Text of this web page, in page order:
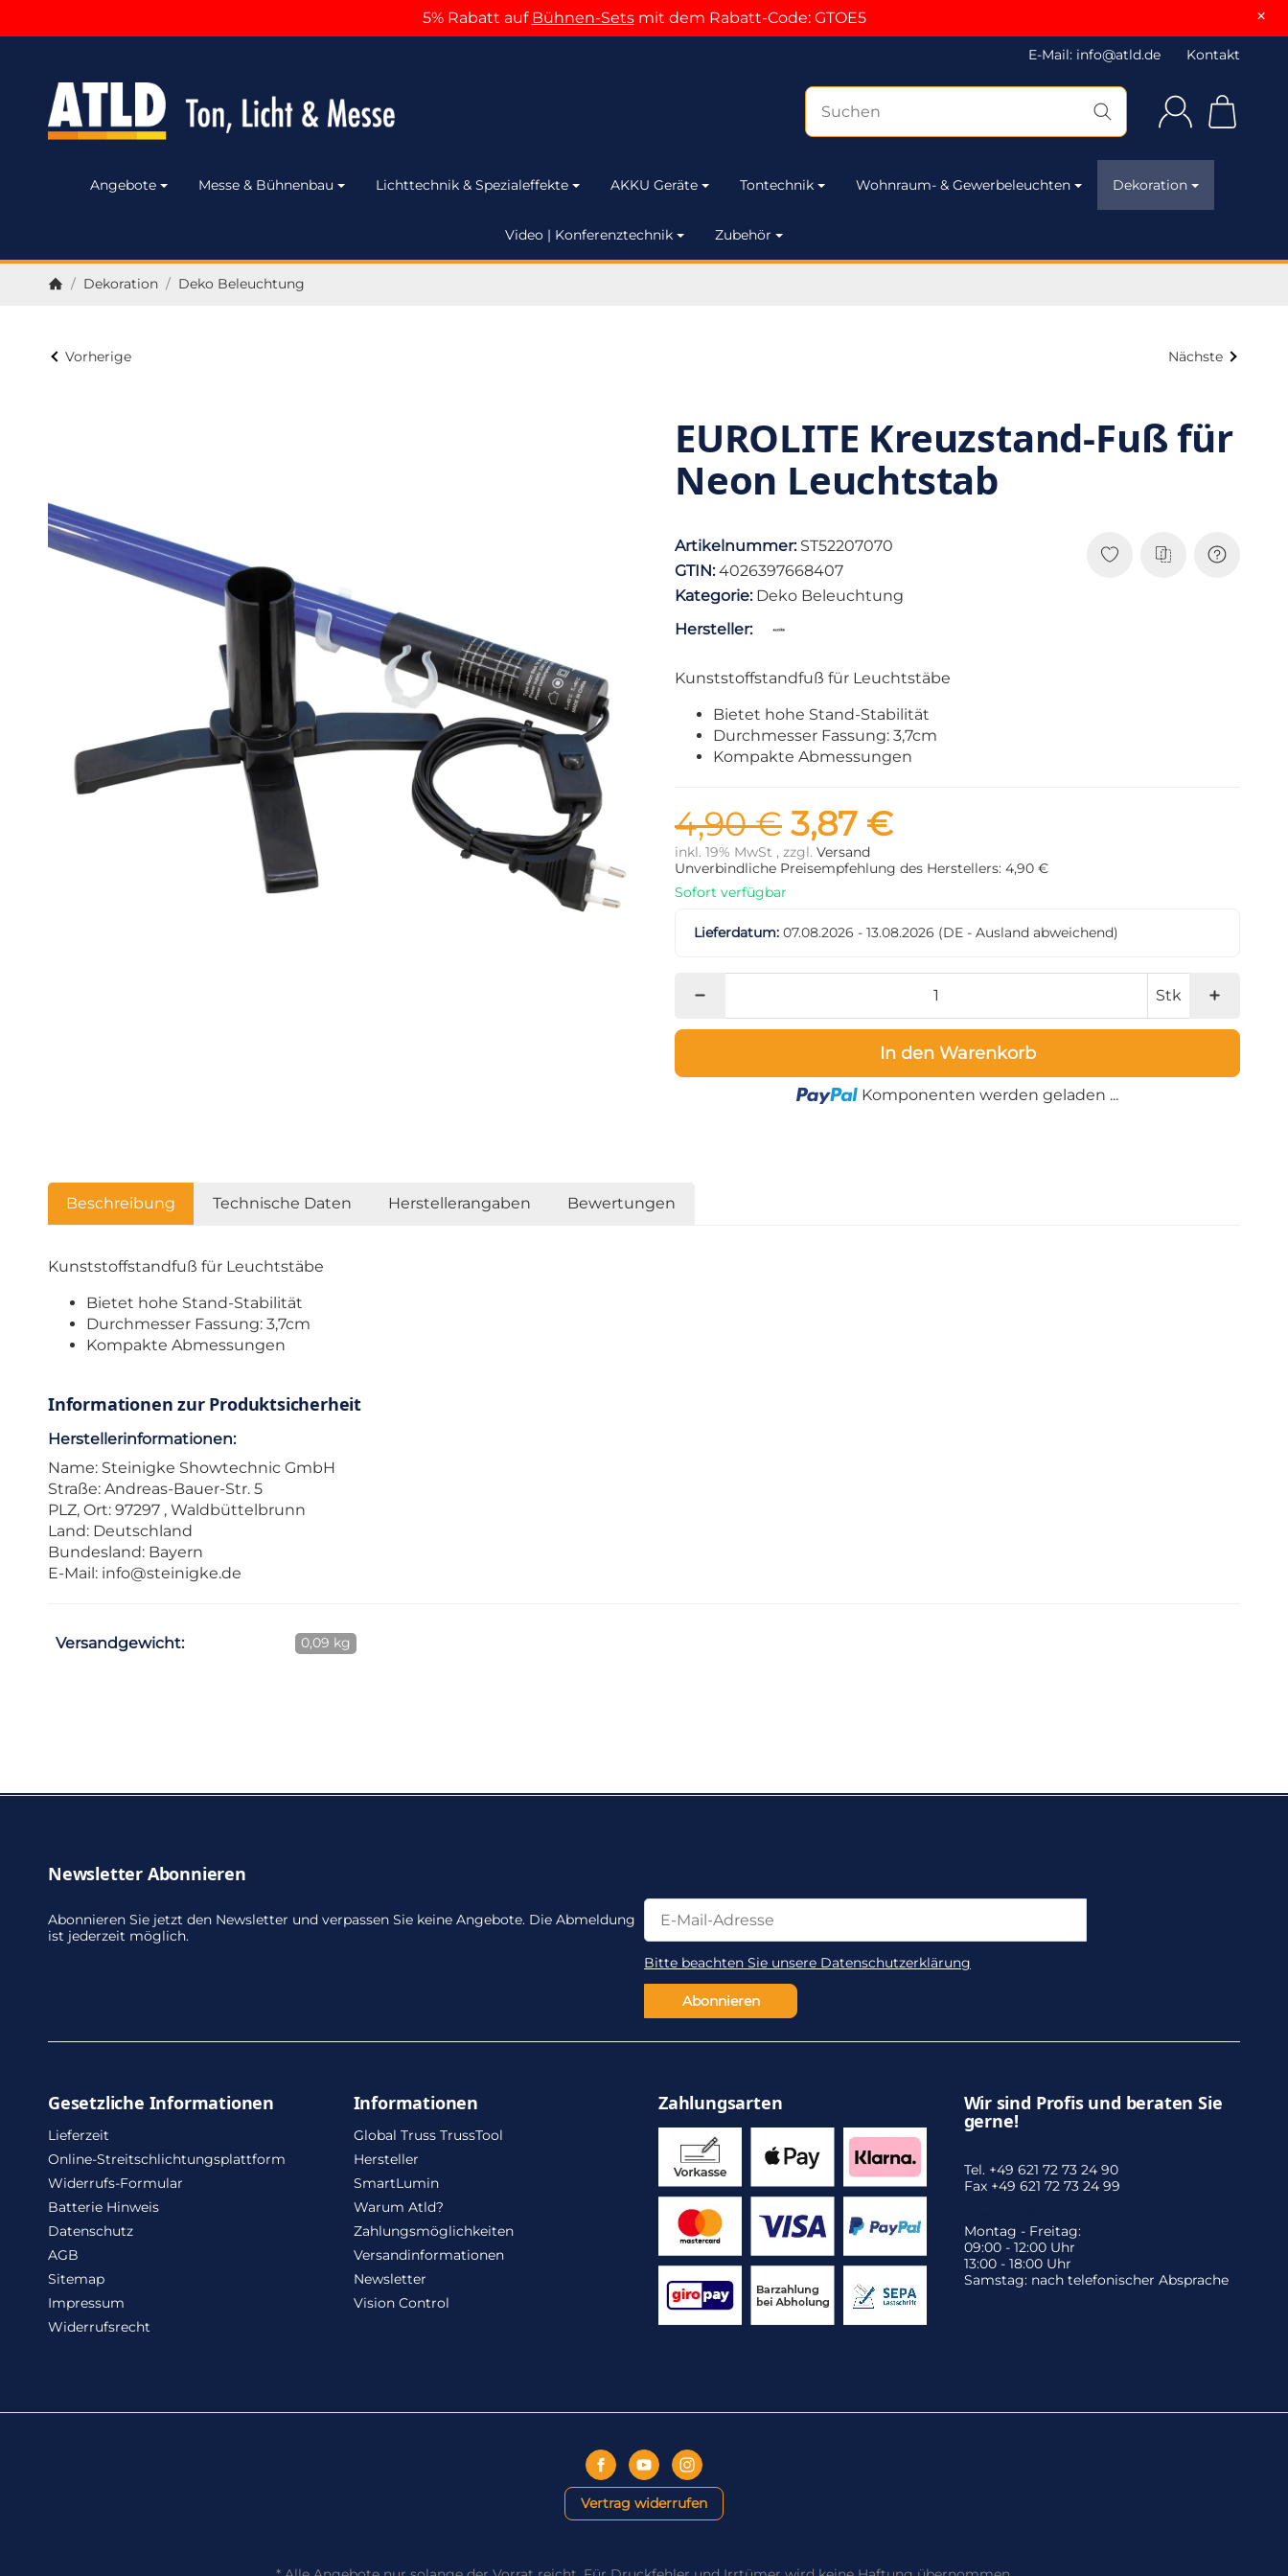
5% Rabatt auf Bühnen-Setsmit dem Rabatt-Code: GTOE5 ×
E-Mail: info@atld.de Kontakt
Angebote Messe & Bühnenbau Lichttechnik & Spezialeffekte AKKU Geräte Tontechnik Wohnraum- & Gewerbeleuchten Dekoration
Video | Konferenztechnik Zubehör
/ Dekoration / Deko Beleuchtung
Vorherige Nächste
EUROLITE Kreuzstand-Fuß für
Neon Leuchtstab
Artikelnummer: ST52207070
GTIN:4026397668407
Kategorie: Deko Beleuchtung
Hersteller:
Kunststoffstandfuß für Leuchtstäbe
Bietet hohe Stand-Stabilität
Durchmesser Fassung: 3,7cm
Kompakte Abmessungen
4,90 € 3,87 €
inkl. 19% MwSt , zzgl. Versand
Unverbindliche Preisempfehlung des Herstellers: 4,90 €
Sofort verfügbar
Lieferdatum: 07.08.2026 - 13.08.2026 (DE - Ausland abweichend)
Stk
In den Warenkorb
Loading...
Komponenten werden geladen ...
Beschreibung Technische Daten Herstellerangaben Bewertungen
Kunststoffstandfuß für Leuchtstäbe
Bietet hohe Stand-Stabilität
Durchmesser Fassung: 3,7cm
Kompakte Abmessungen
Informationen zur Produktsicherheit
Herstellerinformationen:
Name: Steinigke Showtechnic GmbH
Straße: Andreas-Bauer-Str. 5
PLZ, Ort: 97297 , Waldbüttelbrunn
Land: Deutschland
Bundesland: Bayern
E-Mail: info@steinigke.de
Versandgewicht: 0,09 kg
Gesetzliche Informationen
Lieferzeit
Online-Streitschlichtungsplattform
Widerrufs-Formular
Batterie Hinweis
Datenschutz
AGB
Sitemap
Impressum
Widerrufsrecht
Informationen
Global Truss TrussTool
Hersteller
SmartLumin
Warum Atld?
Zahlungsmöglichkeiten
Versandinformationen
Newsletter
Vision Control
Zahlungsarten Wir sind Profis und beraten Sie
gerne!
Tel. +49 621 72 73 24 90
Fax +49 621 72 73 24 99
Montag - Freitag:
09:00 - 12:00 Uhr
13:00 - 18:00 Uhr
Samstag: nach telefonischer Absprache
Newsletter Abonnieren
Abonnieren Sie jetzt den Newsletter und verpassen Sie keine Angebote. Die Abmeldung
ist jederzeit möglich.
Newsletter Abonnieren
Newsletter Abonnieren
Bitte beachten Sie unsere Datenschutzerklärung
Abonnieren
Vertrag widerrufen